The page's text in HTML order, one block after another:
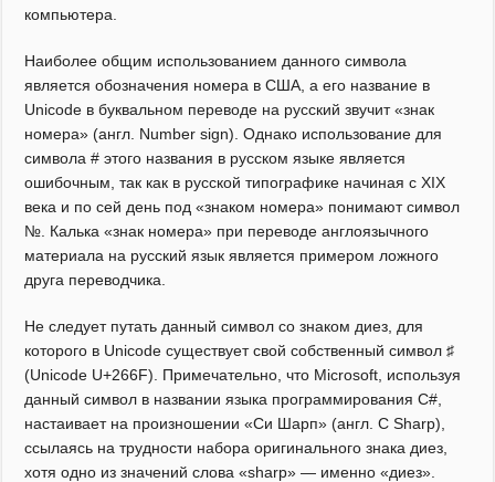
компьютера.
Наиболее общим использованием данного символа
является обозначения номера в США, а его название в
Unicode в буквальном переводе на русский звучит «знак
номера» (англ. Number sign). Однако использование для
символа # этого названия в русском языке является
ошибочным, так как в русской типографике начиная с XIX
века и по сей день под «знаком номера» понимают символ
№. Калька «знак номера» при переводе англоязычного
материала на русский язык является примером ложного
друга переводчика.
Не следует путать данный символ со знаком диез, для
которого в Unicode существует свой собственный символ ♯
(Unicode U+266F). Примечательно, что Microsoft, используя
данный символ в названии языка программирования C#,
настаивает на произношении «Си Шарп» (англ. C Sharp),
ссылаясь на трудности набора оригинального знака диез,
хотя одно из значений слова «sharp» — именно «диез».